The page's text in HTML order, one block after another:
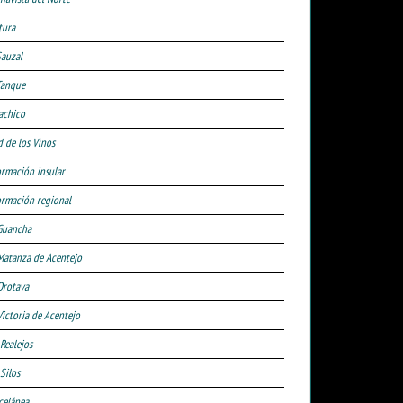
de los Vinos
insular
regional
de Acentejo
de Acentejo